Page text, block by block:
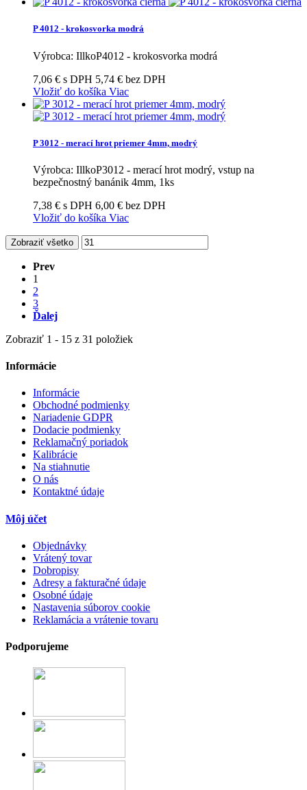
P 4012 - krokosvorka modrá
Výrobca: IllkoP4012 - krokosvorka modrá
7,06 € s DPH 5,74 € bez DPH
Vložiť do košíka Viac
P 3012 - merací hrot priemer 4mm, modrý
Výrobca: IllkoP3012 - merací hrot modrý, vstup na
bezpečnostný banánik 4mm, 1ks
7,38 € s DPH 6,00 € bez DPH
Vložiť do košíka Viac
Zobraziť všetko
Prev
1
2
3
Ďalej
Zobraziť 1 - 15 z 31 položiek
Informácie
Informácie
Obchodné podmienky
Nariadenie GDPR
Dodacie podmienky
Reklamačný poriadok
Kalibrácie
Na stiahnutie
O nás
Kontaktné údaje
Môj účet
Objednávky
Vrátený tovar
Dobropisy
Adresy a fakturačné údaje
Osobné údaje
Nastavenia súborov cookie
Reklamácia a vrátenie tovaru
Podporujeme